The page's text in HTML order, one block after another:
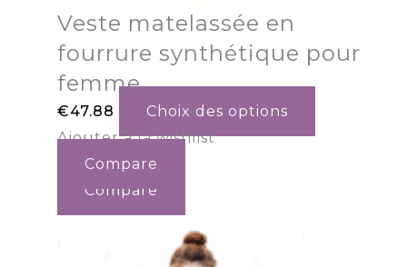
Veste matelassée en
fourrure synthétique pour
femme
€47.88
Choix des options
Ajouter à la wishlist
Compare
Compare